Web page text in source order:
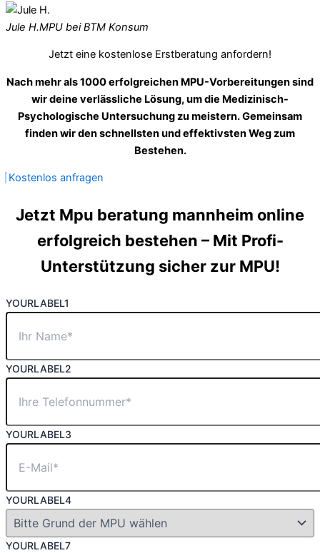
Jule H.MPU bei BTM Konsum
Jetzt eine kostenlose Erstberatung anfordern!
Nach mehr als 1000 erfolgreichen MPU-Vorbereitungen sind
wir deine verlässliche Lösung, um die Medizinisch-
Psychologische Untersuchung zu meistern. Gemeinsam
finden wir den schnellsten und effektivsten Weg zum
Bestehen.
Kostenlos anfragen
Jetzt Mpu beratung mannheim online
erfolgreich bestehen – Mit Profi-
Unterstützung sicher zur MPU!
YOURLABEL1
YOURLABEL2
YOURLABEL3
YOURLABEL4
YOURLABEL7